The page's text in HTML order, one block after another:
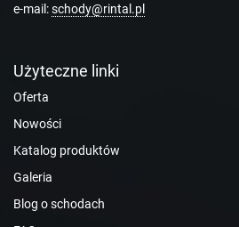
e-mail:schody@rintal.pl
Użyteczne linki
Oferta
Nowości
Katalog produktów
Galeria
Blog o schodach